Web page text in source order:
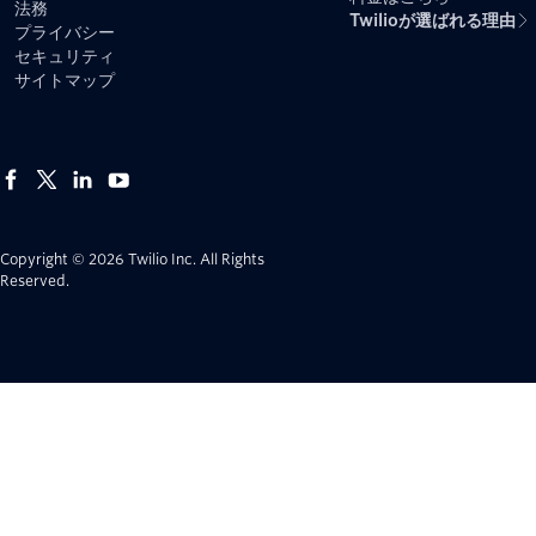
法務
プライバシー
セキュリティ
サイトマップ
Copyright © 2026 Twilio Inc. All Rights
Reserved.
Twilioが選ばれる理由